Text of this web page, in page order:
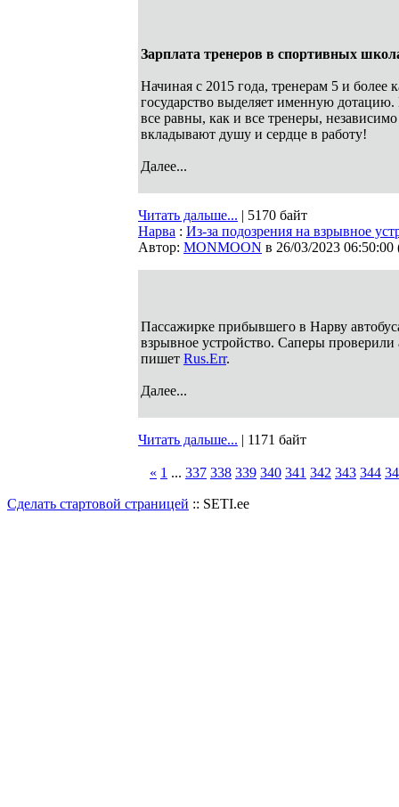
Зарплата тренеров в спортивных
Начиная с 2015 года, тренерам 5 и более
государство выделяет именную
все равны, как и все тренеры,
вкладывают душу и сердце в работу!
Далее...
Читать дальше... | 5170 байт
Нарва : Из-за подозрения на взрывное
Автор: MONMOON в 26/03/2023 06:50:00
Пассажирке прибывшего в Нарву
взрывное устройство. Саперы
пишет Rus.Err.
Далее...
Читать дальше... | 1171 байт
« 1 ... 337 338 339 340 341 342 343 344
Сделать стартовой страницей :: SETI.ee